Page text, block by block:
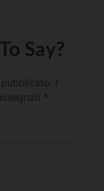
Say?
pubblicato.
*